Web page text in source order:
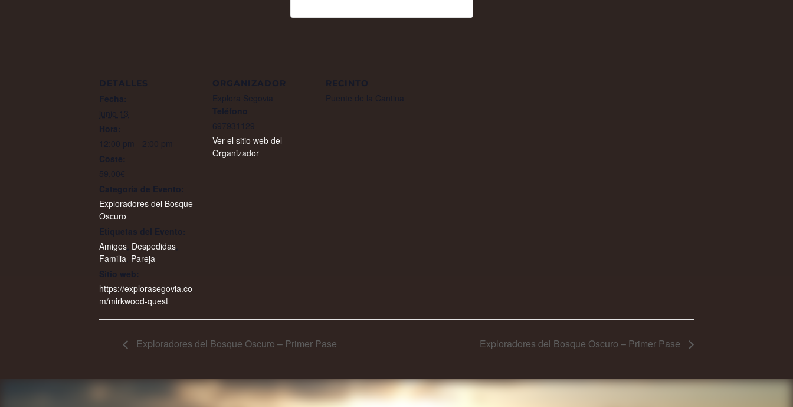
DETALLES
Fecha:
junio 13
Hora:
12:00 pm - 2:00 pm
Coste:
59,00€
Categoría de Evento:
Exploradores del Bosque
Oscuro
Etiquetas del Evento:
Amigos Despedidas
Familia Pareja
Sitio web:
https://explorasegovia.co
m/mirkwood-quest
ORGANIZADOR
Explora Segovia
Teléfono
697931129
Ver el sitio web del
Organizador
RECINTO
Puente de la Cantina
Exploradores del Bosque Oscuro – Primer Pase Exploradores del Bosque Oscuro – Primer Pase